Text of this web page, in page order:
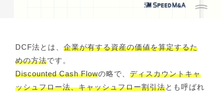
DCF法とは、企業が有する資産の価値を算定するた
めの方法です。
Discounted Cash Flowの略で、ディスカウントキャ
ッシュフロー法、キャッシュフロー割引法とも呼ばれ